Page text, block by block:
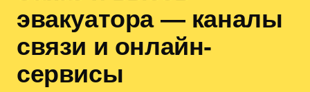
эвакуатора — каналы
связи и онлайн-
сервисы